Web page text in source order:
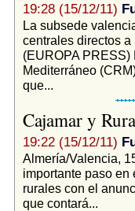
19:28 (15/12/11)
La subsede
centrales directos
(EUROPA
Mediterráneo
que...
Cajamar y
19:22 (15/12/11)
Almería/Valencia,
importante paso
rurales con el
que contará...